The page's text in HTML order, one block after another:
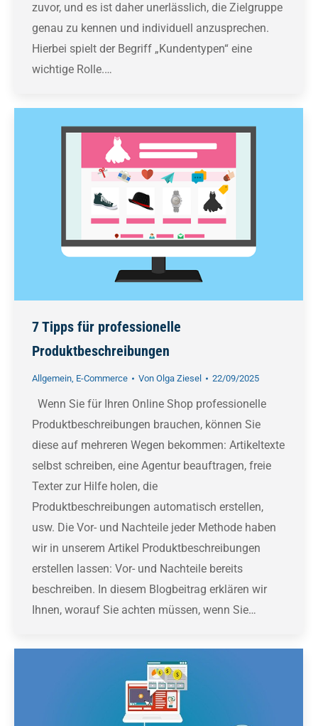
zuvor, und es ist daher unerlässlich, die Zielgruppe
genau zu kennen und individuell anzusprechen.
Hierbei spielt der Begriff „Kundentypen“ eine
wichtige Rolle.…
7 Tipps für professionelle
Produktbeschreibungen
Allgemein, E-Commerce Von Olga Ziesel 22/09/2025
Wenn Sie für Ihren Online Shop professionelle
Produktbeschreibungen brauchen, können Sie
diese auf mehreren Wegen bekommen: Artikeltexte
selbst schreiben, eine Agentur beauftragen, freie
Texter zur Hilfe holen, die
Produktbeschreibungen automatisch erstellen,
usw. Die Vor- und Nachteile jeder Methode haben
wir in unserem Artikel Produktbeschreibungen
erstellen lassen: Vor- und Nachteile bereits
beschreiben. In diesem Blogbeitrag erklären wir
Ihnen, worauf Sie achten müssen, wenn Sie…